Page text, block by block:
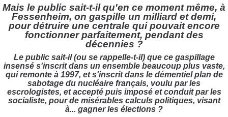
Mais le public sait-t-il qu'en ce moment même, à
Fessenheim, on gaspille un milliard et demi,
pour détruire une centrale qui pouvait encore
fonctionner parfaitement, pendant des
décennies ?
Le public sait-il (ou se rappelle-t-il) que ce gaspillage
insensé s'inscrit dans un ensemble beaucoup plus vaste,
qui remonte à 1997, et s'inscrit dans le démentiel plan de
sabotage du nucléaire français, voulu par les
escrologistes, et accepté puis imposé et conduit par les
socialiste, pour de misérables calculs politiques, visant
à... gagner les élections ?